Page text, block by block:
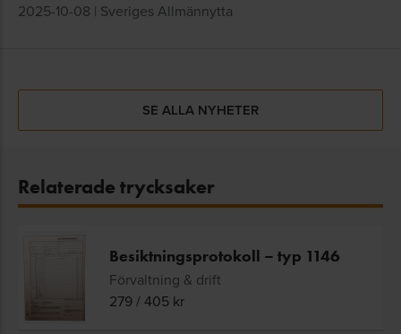
2025-10-08 | Sveriges Allmännytta
SE ALLA NYHETER
Relaterade trycksaker
Besiktningsprotokoll – typ 1146
Förvaltning & drift
279/405 kr